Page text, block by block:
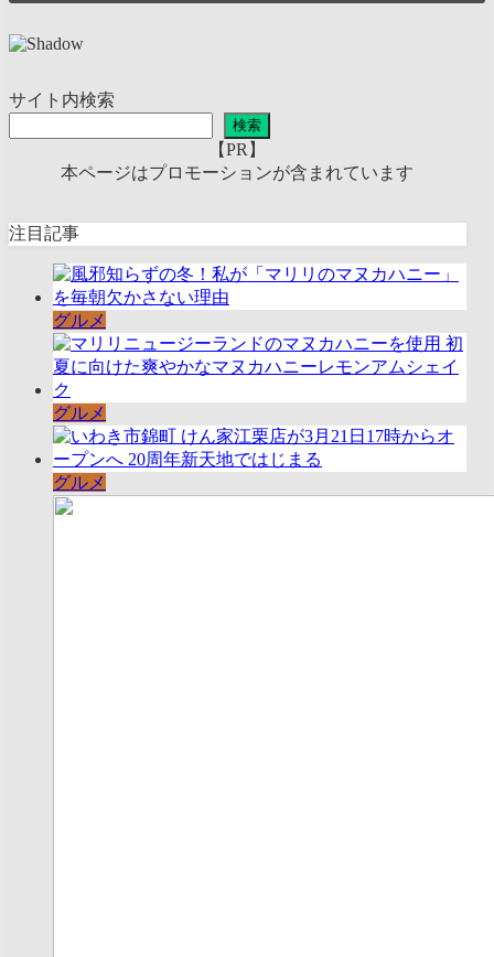
サイト内検索
検索
【PR】
本ページはプロモーションが含まれています
注目記事
グルメ
グルメ
グルメ